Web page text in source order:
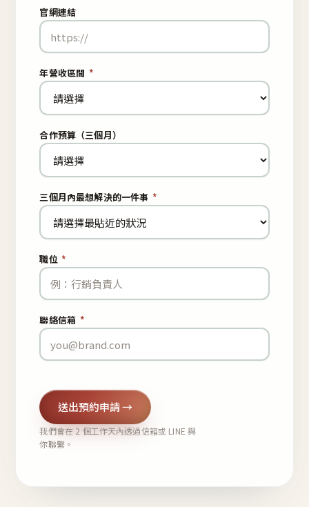
官網連結
年營收區間 *
合作預算（三個月）
三個月內最想解決的一件事 *
職位 *
聯絡信箱 *
送出預約申請 →
我們會在 2 個工作天內透過信箱或 LINE 與
你聯繫。